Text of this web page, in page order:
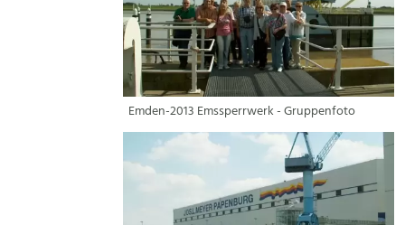
Emden-2013 Emssperrwerk - Gruppenfoto